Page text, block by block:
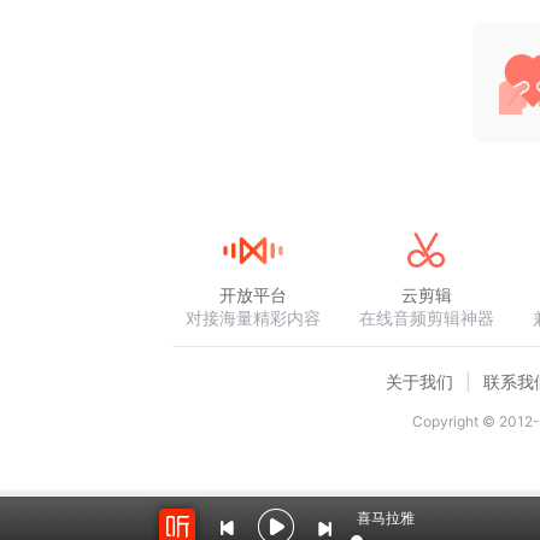
喜马拉雅
开放平台
对接海量精彩内容
云剪辑
在线音频剪辑神器
关于我们 联系我
Copyright © 2012-